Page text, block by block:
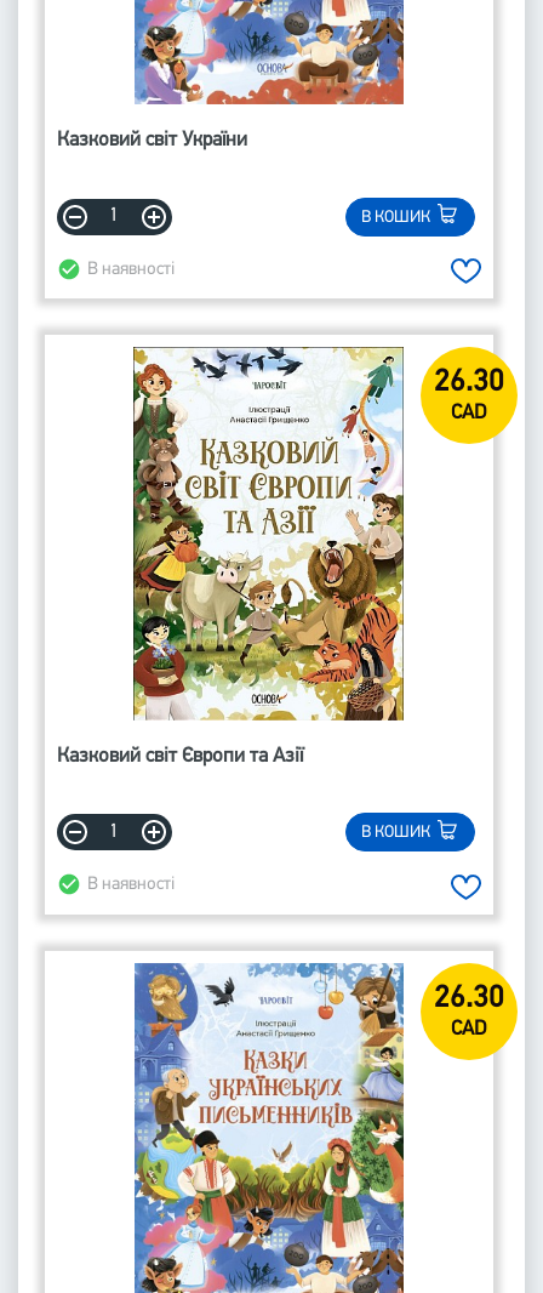
Казковий світ України
В КОШИК
В наявності
26.30
CAD
Казковий світ Європи та Азії
В КОШИК
В наявності
26.30
CAD